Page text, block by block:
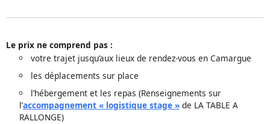
Le prix ne comprend pas :
votre trajet jusqu’aux lieux de rendez-vous en Camargue
les déplacements sur place
l’hébergement et les repas (Renseignements sur
l’accompagnement « logistique stage »de LA TABLE A
RALLONGE)